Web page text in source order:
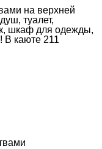
на верхней
туалет,
шкаф для одежды,
В каюте 211